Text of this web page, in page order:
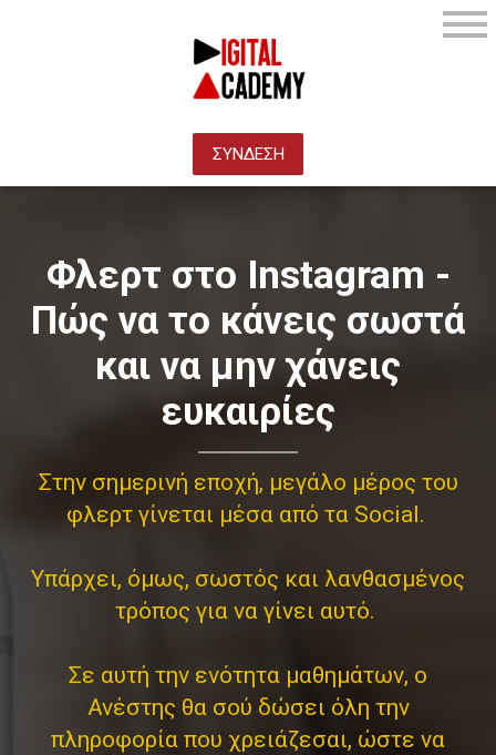
ΣΥΝΔΕΣΗ
Φλερτ στο Instagram -
Πώς να το κάνεις σωστά
και να μην χάνεις
ευκαιρίες
Στην σημερινή εποχή, μεγάλο μέρος του
φλερτ γίνεται μέσα από τα Social.
Υπάρχει, όμως, σωστός και λανθασμένος
τρόπος για να γίνει αυτό.
Σε αυτή την ενότητα μαθημάτων, ο
Ανέστης θα σού δώσει όλη την
πληροφορία που χρειάζεσαι, ώστε να